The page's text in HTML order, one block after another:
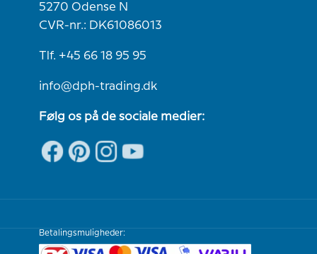
5270 Odense N
CVR-nr.: DK61086013
Tlf. +45 66 18 95 95
info@dph-trading.dk
Følg os på de sociale medier:
Betalingsmuligheder: